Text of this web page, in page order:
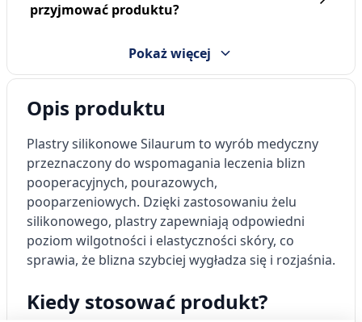
przyjmować produktu?
Pokaż więcej
Opis produktu
Plastry silikonowe Silaurum to wyrób medyczny
przeznaczony do wspomagania leczenia blizn
pooperacyjnych, pourazowych,
pooparzeniowych. Dzięki zastosowaniu żelu
silikonowego, plastry zapewniają odpowiedni
poziom wilgotności i elastyczności skóry, co
sprawia, że blizna szybciej wygładza się i rozjaśnia.
Kiedy stosować produkt?